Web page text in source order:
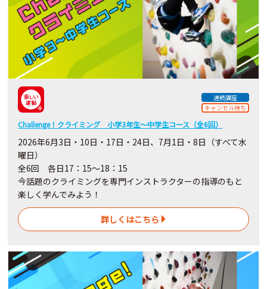
連続講座
キャンセル待ち
Challenge！クライミング 小学3年生～中学生コース（全6回）
2026年6月3日・10日・17日・24日、7月1日・8日（すべて水
曜日）
全6回 各日17：15～18：15
今話題のクライミングを専門インストラクターの指導のもと
楽しく学んでみよう！
詳しくはこちら